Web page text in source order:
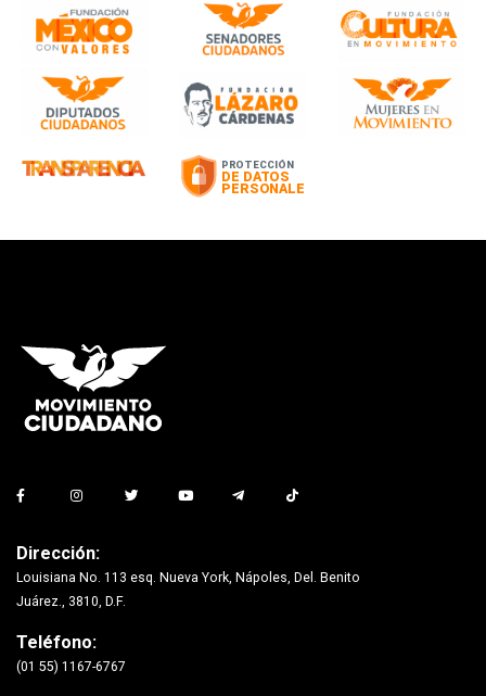
Dirección:
Louisiana No. 113 esq. Nueva York, Nápoles, Del. Benito
Juárez., 3810, D.F.
Teléfono:
(01 55) 1167-6767